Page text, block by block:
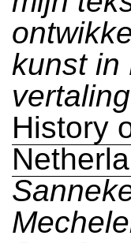
kunst in
History